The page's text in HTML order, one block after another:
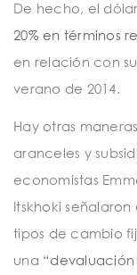
De hecho, el
20% en términos
en relación con
verano de 2014.
Hay otras
aranceles y
economistas
Itskhoki
tipos de cambio
una